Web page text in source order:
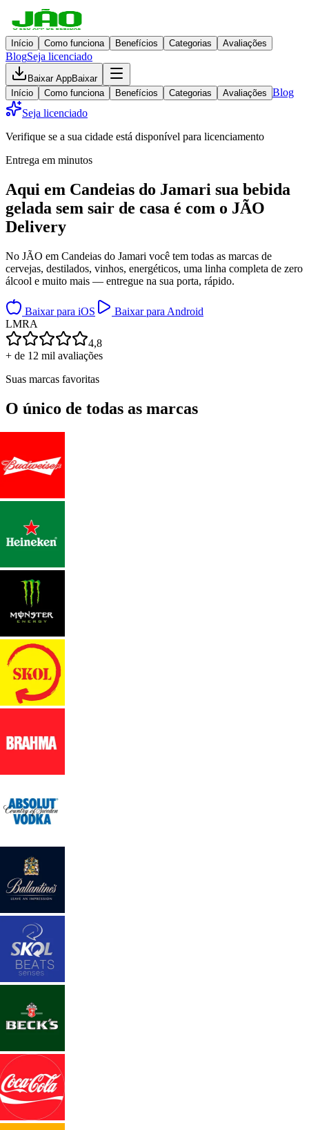
Início Como funciona Benefícios Categorias Avaliações
BlogSeja licenciado
Baixar AppBaixar
Início
Como funciona Benefícios Categorias Avaliações Blog
Seja licenciado
Verifique se a sua cidade está disponível para licenciamento
Entrega em minutos
Aqui em Candeias do Jamari sua bebida
gelada sem sair de casa é com o JÃO
Delivery
No JÃO em Candeias do Jamari você tem todas as marcas de
cervejas, destilados, vinhos, energéticos, uma linha completa de zero
álcool e muito mais — entregue na sua porta, rápido.
Baixar para iOS
Baixar para Android
LMRA
4,8
+ de 12 mil avaliações
Suas marcas favoritas
O único de todas as marcas